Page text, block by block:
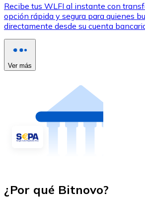
Recibe tus WLFI al instante con
opción rápida y segura para quienes
directamente desde su cuenta
Ver más
¿Por qué Bitnovo?